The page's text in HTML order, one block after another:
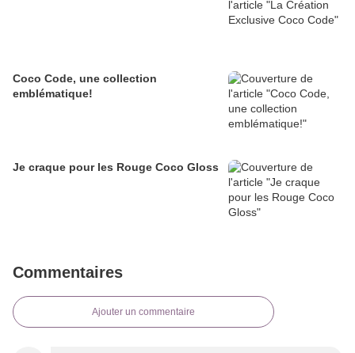
Coco Code, une collection
emblématique!
Je craque pour les Rouge Coco Gloss
Commentaires
Ajouter un commentaire